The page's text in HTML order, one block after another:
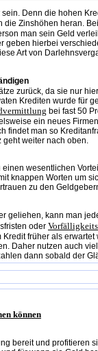
Denn die hohen
die Zinshöhen heran.
man sein Geld
geben hierbei
Art von
zurück, da sie nur
Krediten wurde für
bei fast 50
ein neues
findet man so
geht weiter nach oben.
wesentlichen
knappen Worten um
zu den
geliehen, kann man
oder
früher als
Daher nutzen auch
dann sobald der
können
bereit und profitieren